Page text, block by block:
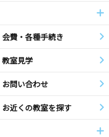
会費・各種手続き
教室見学
お問い合わせ
お近くの教室を探す